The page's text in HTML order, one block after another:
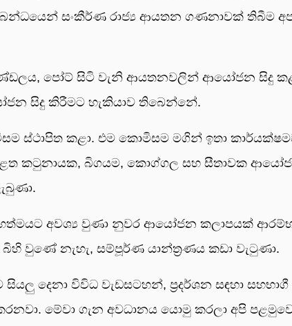
සංකීර්ණ රාජ්‍ය ආයතන ගණනාවක් තිබීම
පෝට් සිටි වැනි ආයතනවලින් ආයෝජන සිදු
සිදු කිරීමට හැකියාව තිබෙන්නේ.
ස්ථාපිත කළා. එම කොමිසම මගින් ඉතා
කටුනායක, බිගයම, කොග්ගල සහ සීතාවක
අවශ්‍ය වුණා නුවර ආයෝජන කලාපයක්
වුණේ නැහැ, සම්පූර්ණ යාන්ත්‍රණය කඩා වැටුණා.
දෙනා විවිධ වැඩසටහන්, ප්‍රදර්ශන සඳහා
මේවා ගැන අවධානය යොමු කරලා අපි